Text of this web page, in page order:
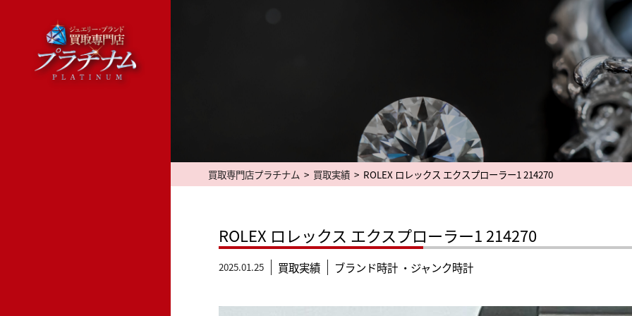
買取専門店プラチナム> 買取実績> ROLEX ロレックス エクスプローラー1 214270
ROLEX ロレックス エクスプローラー1 214270
2025.01.25 買取実績 ブランド時計 ・ジャンク時計